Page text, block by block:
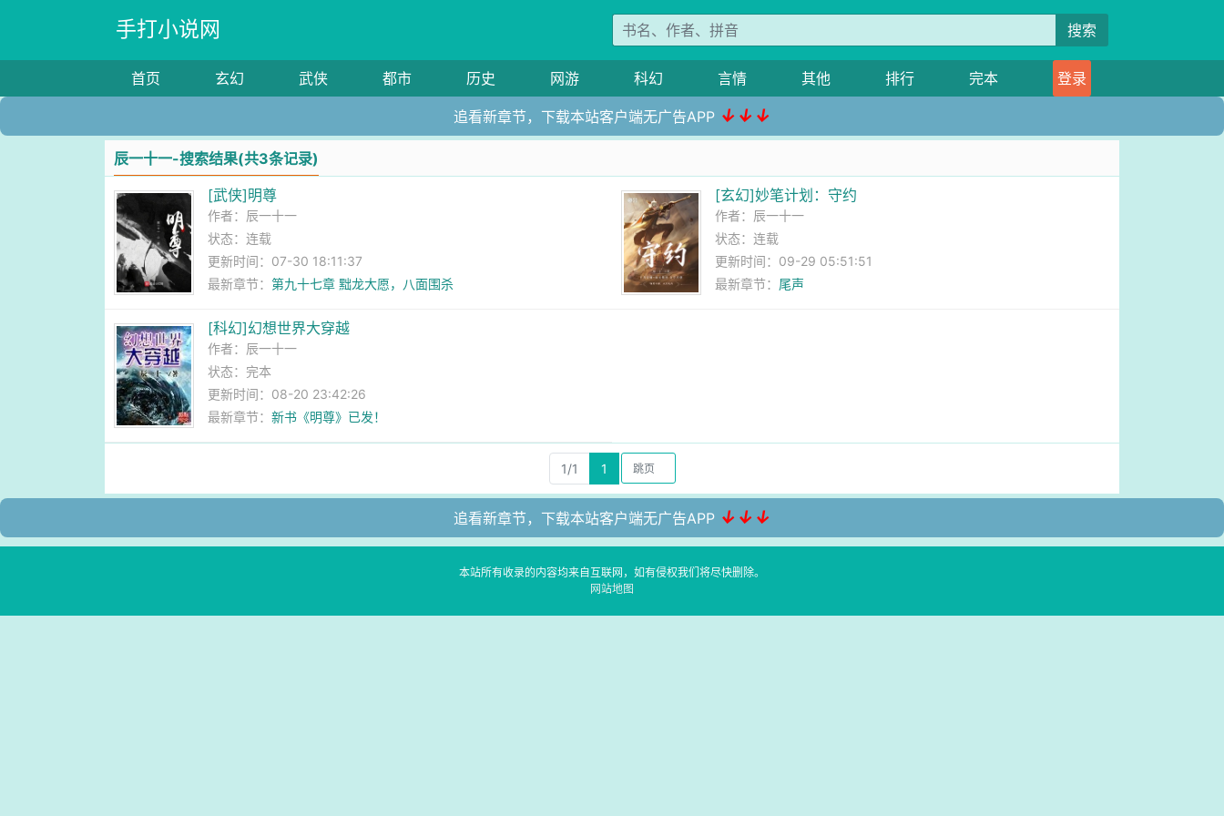
手打小说网 搜索
首页 玄幻 武侠 都市 历史 网游 科幻 言情 其他 排行 完本 登录
追看新章节，下载本站客户端无广告APP ↓↓↓
辰一十一-搜索结果(共3条记录)
[武侠]明尊
作者： 辰一十一
状态：连载
更新时间：07-30 18:11:37
最新章节：第九十七章 黜龙大愿，八面围杀
[玄幻]妙笔计划：守约
作者： 辰一十一
状态：连载
更新时间：09-29 05:51:51
最新章节： 尾声
[科幻]幻想世界大穿越
作者： 辰一十一
状态：完本
更新时间：08-20 23:42:26
最新章节：新书《明尊》已发！
1/1 1
追看新章节，下载本站客户端无广告APP ↓↓↓
本站所有收录的内容均来自互联网，如有侵权我们将尽快删除。
网站地图